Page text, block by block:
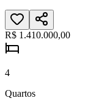
R$ 1.410.000,00
4
Quartos